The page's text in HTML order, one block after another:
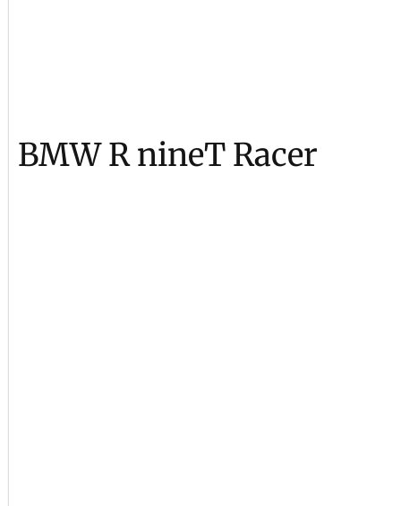
BMW R nineT Racer